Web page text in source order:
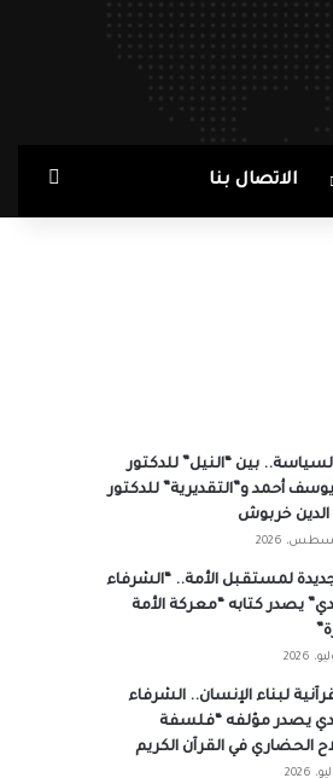
الاتصال بنا
بين “النيل” للدكتور
أحمد و”التقديرية” للدكتور
خربوش
لمستقبل الأمة.. “الشرفاء
يصدر كتابه “معركة الأمة
لبناء الإنسان.. الشرفاء
يصدر مؤلفه “فلسفة
الحضاري في القرآن الكريم